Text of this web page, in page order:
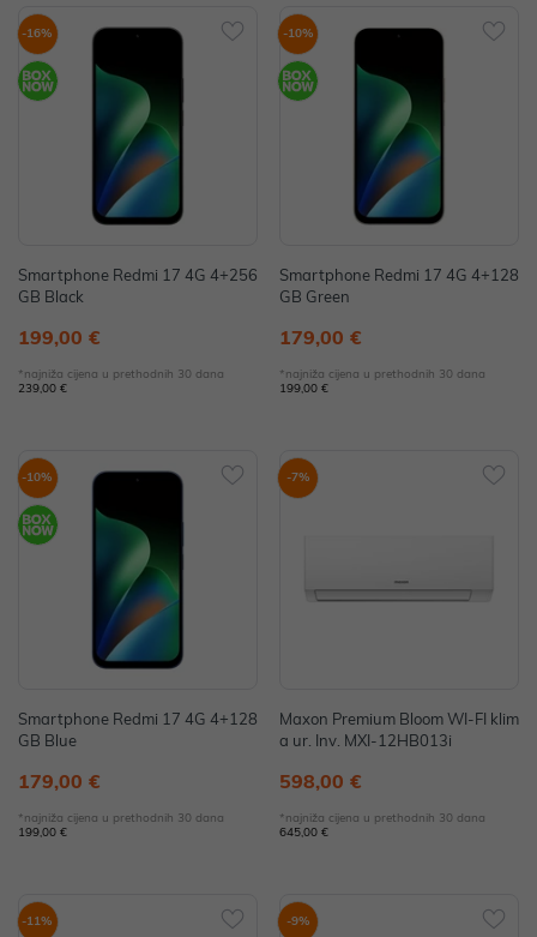
-16%
Smartphone Redmi 17 4G 4+256
GB Black
199,00 €
*najniža cijena u prethodnih 30 dana
239,00 €
-10%
Smartphone Redmi 17 4G 4+128
GB Green
179,00 €
*najniža cijena u prethodnih 30 dana
199,00 €
-10%
Smartphone Redmi 17 4G 4+128
GB Blue
179,00 €
*najniža cijena u prethodnih 30 dana
199,00 €
-7%
Maxon Premium Bloom WI-FI klim
a ur. Inv. MXI-12HB013i
598,00 €
*najniža cijena u prethodnih 30 dana
645,00 €
-11% -9%